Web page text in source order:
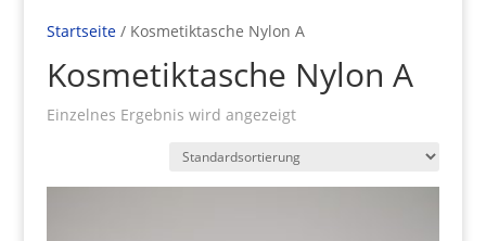
Startseite/ Kosmetiktasche Nylon A
Kosmetiktasche Nylon A
Einzelnes Ergebnis wird angezeigt